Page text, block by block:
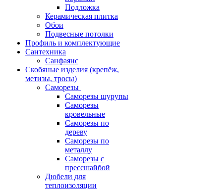
Подложка
Керамическая плитка
Обои
Подвесные потолки
Профиль и комплектующие
Сантехника
Санфаянс
Скобяные изделия (крепёж,
метизы, тросы)
Саморезы
Саморезы шурупы
Саморезы
кровельные
Саморезы по
дереву
Саморезы по
металлу
Саморезы с
прессшайбой
Дюбели для
теплоизоляции